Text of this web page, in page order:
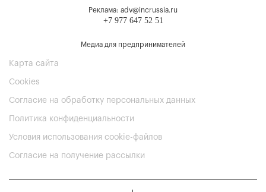
Реклама: adv@incrussia.ru
+7 977 647 52 51
Медиа для предпринимателей
Карта сайта
Cookies
Согласие на обработку персональных данных
Политика конфиденциальности
Условия использования cookie-файлов
Согласие на получение рассылки